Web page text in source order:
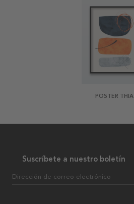
POSTER THIA
Suscríbete a nuestro boletín
Dirección de correo electrónico